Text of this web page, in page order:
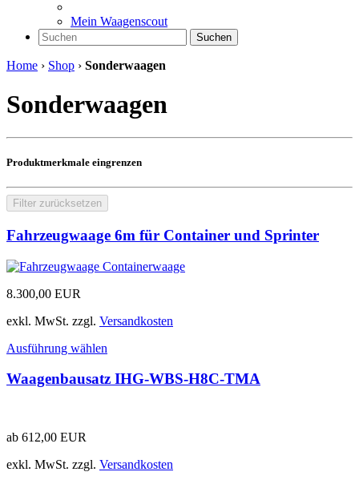
Mein Waagenscout
Suchen
Home › Shop › Sonderwaagen
Sonderwaagen
Produktmerkmale eingrenzen
Filter zurücksetzen
Fahrzeugwaage 6m für Container und Sprinter
8.300,00 EUR
exkl. MwSt. zzgl. Versandkosten
Ausführung wählen
Waagenbausatz IHG-WBS-H8C-TMA
ab 612,00 EUR
exkl. MwSt. zzgl. Versandkosten